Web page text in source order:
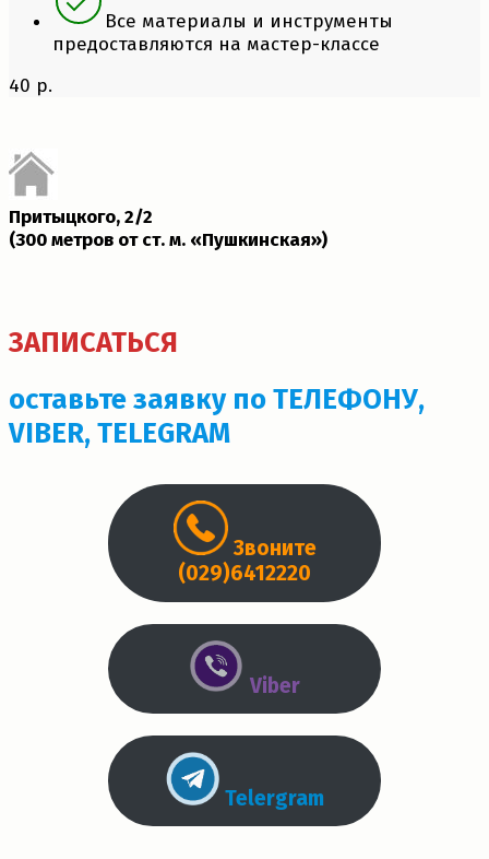
Все материалы и инструменты
предоставляются на мастер-классе
40 р.
Притыцкого, 2/2
(300 метров от ст. м. «Пушкинская»)­
ЗАПИСАТЬСЯ
оставьте заявку по ТЕЛЕФОНУ,
VIBER, TELEGRAM
Звоните
(029)6412220
Viber
Telergram